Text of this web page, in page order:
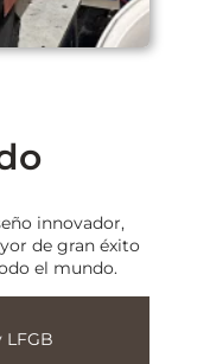
innovador,
de gran éxito
el mundo.
LFGB